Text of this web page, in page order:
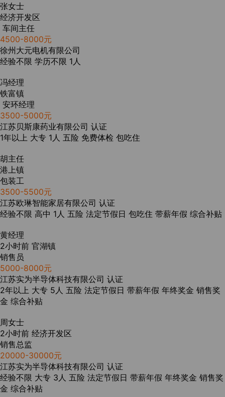
张女士
经济开发区
车间主任
4500-8000元
徐州大元电机有限公司
经验不限 学历不限 1人
冯经理
铁富镇
安环经理
3500-5000元
江苏贝斯康药业有限公司 认证
1年以上 大专 1人 五险 免费体检 包吃住
胡主任
港上镇
包装工
3500-5500元
江苏欧琳智能家居有限公司 认证
经验不限 高中 1人 五险 法定节假日 包吃住 带薪年假 综合补贴
黄经理
2小时前 官湖镇
销售员
5000-8000元
江苏实为半导体科技有限公司 认证
2年以上 大专 5人 五险 法定节假日 带薪年假 年终奖金 销售奖
金 综合补贴
周女士
2小时前 经济开发区
销售总监
20000-30000元
江苏实为半导体科技有限公司 认证
经验不限 大专 3人 五险 法定节假日 带薪年假 年终奖金 销售奖
金 综合补贴